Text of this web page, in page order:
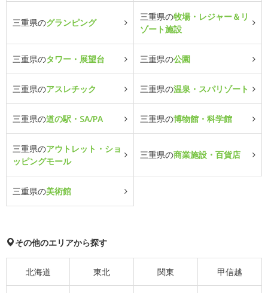
三重県のグランピング
三重県の牧場・レジャー＆リ
ゾート施設
三重県のタワー・展望台 三重県の公園
三重県のアスレチック 三重県の温泉・スパリゾート
三重県の道の駅・SA/PA 三重県の博物館・科学館
三重県のアウトレット・ショ
ッピングモール
三重県の商業施設・百貨店
三重県の美術館
その他のエリアから探す
北海道 東北 関東 甲信越